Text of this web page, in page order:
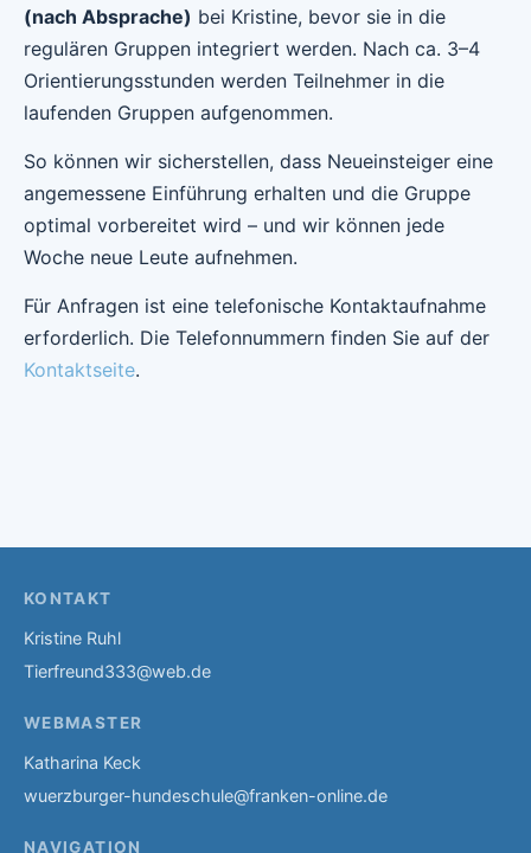
(nach Absprache) bei Kristine, bevor sie in die
regulären Gruppen integriert werden. Nach ca. 3–4
Orientierungsstunden werden Teilnehmer in die
laufenden Gruppen aufgenommen.
So können wir sicherstellen, dass Neueinsteiger eine
angemessene Einführung erhalten und die Gruppe
optimal vorbereitet wird – und wir können jede
Woche neue Leute aufnehmen.
Für Anfragen ist eine telefonische Kontaktaufnahme
erforderlich. Die Telefonnummern finden Sie auf der
Kontaktseite.
KONTAKT
Kristine Ruhl
Tierfreund333@web.de
WEBMASTER
Katharina Keck
wuerzburger-hundeschule@franken-online.de
NAVIGATION